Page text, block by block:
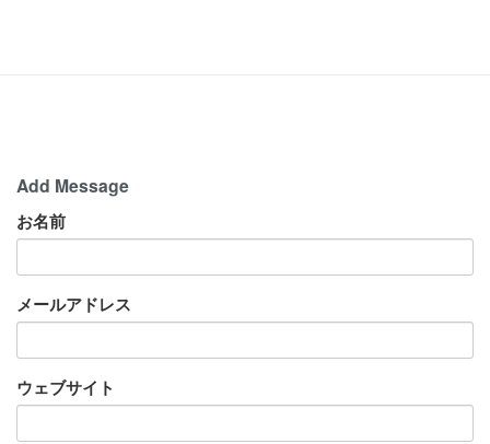
Add Message
お名前
メールアドレス
ウェブサイト